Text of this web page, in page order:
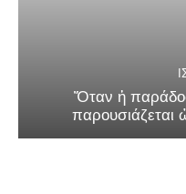
Ὅταν ἡ
παρουσιάζεται